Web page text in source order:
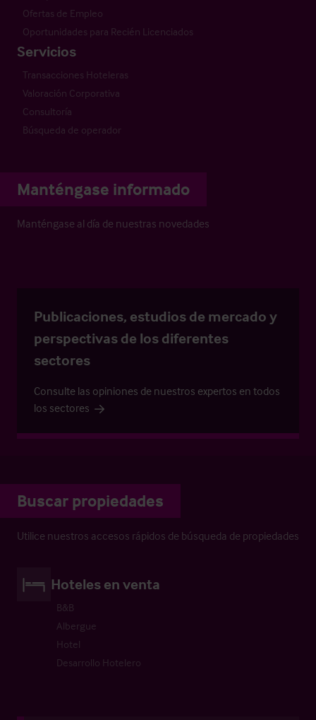
Ofertas de Empleo
Oportunidades para Recién Licenciados
Servicios
Transacciones Hoteleras
Valoración Corporativa
Consultoría
Búsqueda de operador
Manténgase informado
Manténgase al día de nuestras novedades
Publicaciones, estudios de mercado y
perspectivas de los diferentes
sectores
Consulte las opiniones de nuestros expertos en todos
los sectores
Buscar propiedades
Utilice nuestros accesos rápidos de búsqueda de propiedades
Hoteles en venta
B&B
Albergue
Hotel
Desarrollo Hotelero